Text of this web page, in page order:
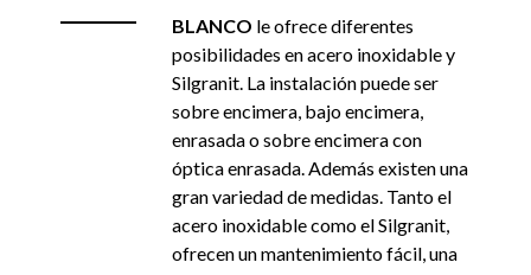
BLANCO le ofrece diferentes
posibilidades en acero inoxidable y
Silgranit. La instalación puede ser
sobre encimera, bajo encimera,
enrasada o sobre encimera con
óptica enrasada. Además existen una
gran variedad de medidas. Tanto el
acero inoxidable como el Silgranit,
ofrecen un mantenimiento fácil, una